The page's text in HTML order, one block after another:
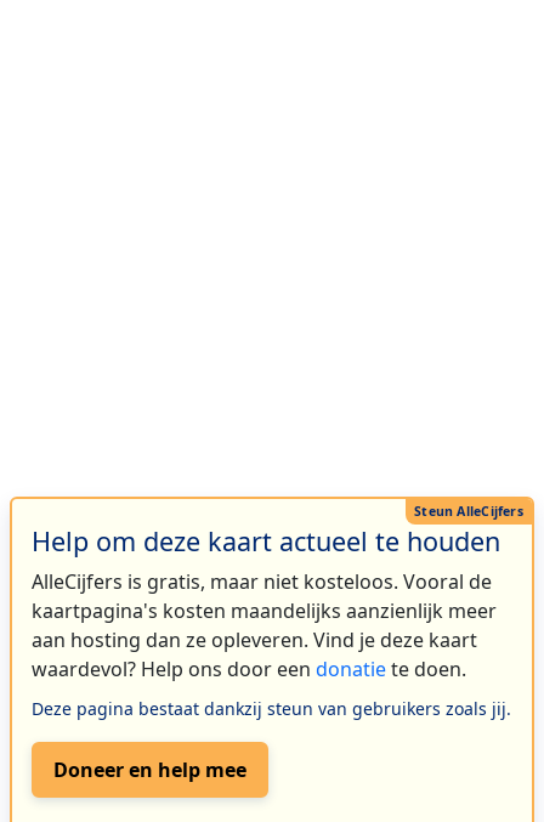
Help om deze kaart actueel te houden
AlleCijfers is gratis, maar niet kosteloos. Vooral de
kaartpagina's kosten maandelijks aanzienlijk meer
aan hosting dan ze opleveren. Vind je deze kaart
waardevol? Help ons door een donatiete doen.
Deze pagina bestaat dankzij steun van gebruikers zoals jij.
Doneer en help mee